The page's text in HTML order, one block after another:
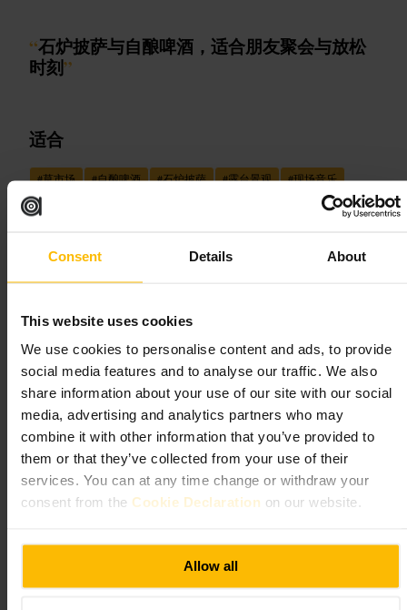
Consent Details About
This website uses cookies
We use cookies to personalise content and ads, to provide
social media features and to analyse our traffic. We also
share information about your use of our site with our social
media, advertising and analytics partners who may
combine it with other information that you’ve provided to
them or that they’ve collected from your use of their
services. You can at any time change or withdraw your
consent from the Cookie Declaration on our website.
Allow all
“石炉披萨与自酿啤酒，适合朋友聚会与放松
时刻”
适合
#草市场 #自酿啤酒 #石炉披萨 #露台景观 #现场音乐
#
这里以木烤披萨和手工酿造啤酒为主，酒单也包括几款鸡尾酒。氛
露台上点单和上菜节奏较慢。店内对带孩子的家庭和大桌客人较为
规划您的参观
如果你和朋友或家人来，优先选择能坐在室内火坑区或露台的位
置，能增加聚会的互动感。酒吧提供啤酒组合样品，适合想尝不同
口味的人。若需要甜点或特定服务，主动向服务员确认菜单或上菜
时间，露台服务偶有延迟时这样可以加快处理。
https://coldtownhouse.co.uk/